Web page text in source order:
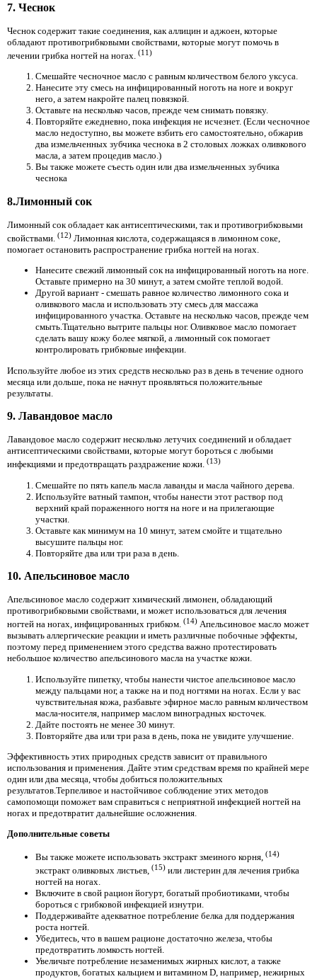
7. Чеснок
Чеснок содержит такие соединения, как аллицин и аджоен, которые
обладают противогрибковыми свойствами, которые могут помочь в
лечении грибка ногтей на ногах. (11)
Смешайте чесночное масло с равным количеством белого уксуса.
Нанесите эту смесь на инфицированный ноготь на ноге и вокруг
него, а затем накройте палец повязкой.
Оставьте на несколько часов, прежде чем снимать повязку.
Повторяйте ежедневно, пока инфекция не исчезнет. (Если чесночное
масло недоступно, вы можете взбить его самостоятельно, обжарив
два измельченных зубчика чеснока в 2 столовых ложках оливкового
масла, а затем процедив масло.)
Вы также можете съесть один или два измельченных зубчика
чеснока
8.Лимонный сок
Лимонный сок обладает как антисептическими, так и противогрибковыми
свойствами. (12) Лимонная кислота, содержащаяся в лимонном соке,
помогает остановить распространение грибка ногтей на ногах.
Нанесите свежий лимонный сок на инфицированный ноготь на ноге.
Оставьте примерно на 30 минут, а затем смойте теплой водой.
Другой вариант - смешать равное количество лимонного сока и
оливкового масла и использовать эту смесь для массажа
инфицированного участка. Оставьте на несколько часов, прежде чем
смыть.Тщательно вытрите пальцы ног. Оливковое масло помогает
сделать вашу кожу более мягкой, а лимонный сок помогает
контролировать грибковые инфекции.
Используйте любое из этих средств несколько раз в день в течение одного
месяца или дольше, пока не начнут проявляться положительные
результаты.
9. Лавандовое масло
Лавандовое масло содержит несколько летучих соединений и обладает
антисептическими свойствами, которые могут бороться с любыми
инфекциями и предотвращать раздражение кожи. (13)
Смешайте по пять капель масла лаванды и масла чайного дерева.
Используйте ватный тампон, чтобы нанести этот раствор под
верхний край пораженного ногтя на ноге и на прилегающие
участки.
Оставьте как минимум на 10 минут, затем смойте и тщательно
высушите пальцы ног.
Повторяйте два или три раза в день.
10. Апельсиновое масло
Апельсиновое масло содержит химический лимонен, обладающий
противогрибковыми свойствами, и может использоваться для лечения
ногтей на ногах, инфицированных грибком. (14) Апельсиновое масло может
вызывать аллергические реакции и иметь различные побочные эффекты,
поэтому перед применением этого средства важно протестировать
небольшое количество апельсинового масла на участке кожи.
Используйте пипетку, чтобы нанести чистое апельсиновое масло
между пальцами ног, а также на и под ногтями на ногах. Если у вас
чувствительная кожа, разбавьте эфирное масло равным количеством
масла-носителя, например маслом виноградных косточек.
Дайте постоять не менее 30 минут.
Повторяйте два или три раза в день, пока не увидите улучшение.
Эффективность этих природных средств зависит от правильного
использования и применения. Дайте этим средствам время по крайней мере
один или два месяца, чтобы добиться положительных
результатов.Терпеливое и настойчивое соблюдение этих методов
самопомощи поможет вам справиться с неприятной инфекцией ногтей на
ногах и предотвратит дальнейшие осложнения.
Дополнительные советы
Вы также можете использовать экстракт змеиного корня, (14)
экстракт оливковых листьев, (15) или листерин для лечения грибка
ногтей на ногах.
Включите в свой рацион йогурт, богатый пробиотиками, чтобы
бороться с грибковой инфекцией изнутри.
Поддерживайте адекватное потребление белка для поддержания
роста ногтей.
Убедитесь, что в вашем рационе достаточно железа, чтобы
предотвратить ломкость ногтей.
Увеличьте потребление незаменимых жирных кислот, а также
продуктов, богатых кальцием и витамином D, например, нежирных